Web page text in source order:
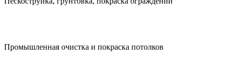
Промышленная очистка и покраска потолков